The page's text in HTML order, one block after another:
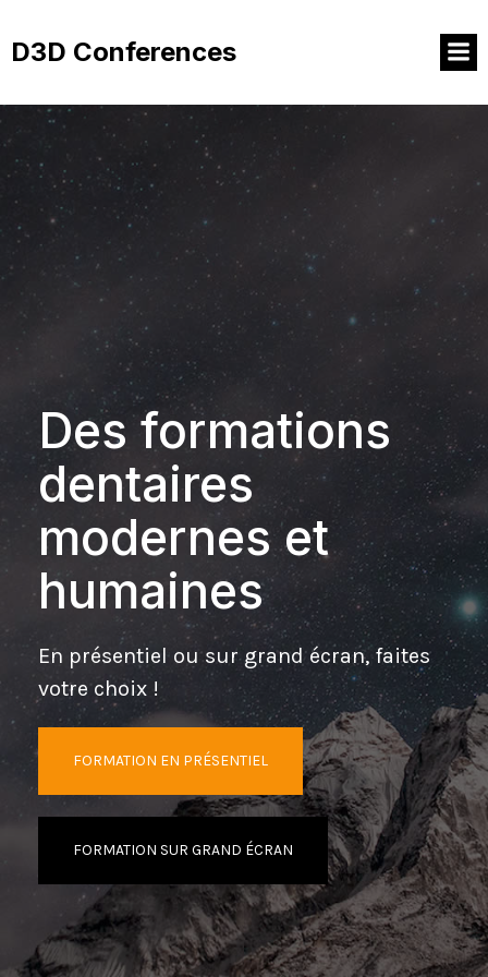
contenu
D3D Conferences
Des formations
dentaires
modernes et
humaines
En présentiel ou sur grand écran, faites
votre choix !
FORMATION EN PRÉSENTIEL
FORMATION SUR GRAND ÉCRAN